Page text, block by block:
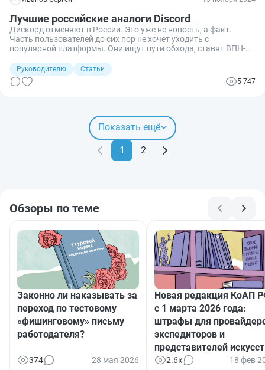
Лучшие российские аналоги Discord
Дискорд отменяют в России. Это уже не новость, а факт.
Часть пользователей до сих пор не хочет уходить с
популярной платформы. Они ищут пути обхода, ставят ВПН-
приступы негодования. Давайте посмотрим, можно ли
отказаться от удобного, но уже отмененного сервиса, поискав
альтернативу среди отечественных программ.
Руководителю
Статьи
5 747
Показать ещё
1 2
Обзоры по теме
Законно ли наказывать за
переход по тестовому
«фишинговому» письму
работодателя?
374 28 мая 2026
Новая редакция КоАП
с 1 марта 2026 года:
штрафы для
экспедиторов и
представителей
2.6к 18 фев